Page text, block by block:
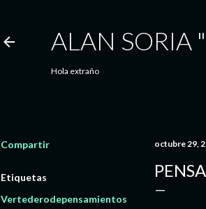
ALAN SORIA
Hola extraño
Compartir
Etiquetas
Vertederodepensamientos
octubre 29,